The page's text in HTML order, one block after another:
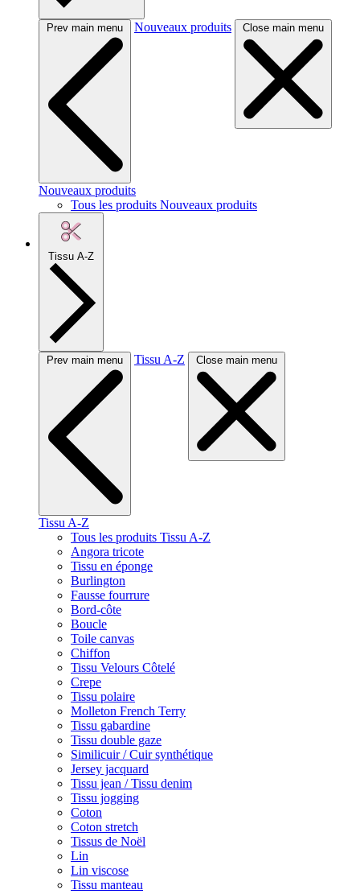
Prev main menu Nouveaux produits Close main menu
Nouveaux produits
Tous les produits Nouveaux produits
Tissu A-Z
Prev main menu Tissu A-Z Close main menu
Tissu A-Z
Tous les produits Tissu A-Z
Angora tricote
Tissu en éponge
Burlington
Fausse fourrure
Bord-côte
Boucle
Toile canvas
Chiffon
Tissu Velours Côtelé
Crepe
Tissu polaire
Molleton French Terry
Tissu gabardine
Tissu double gaze
Similicuir / Cuir synthétique
Jersey jacquard
Tissu jean / Tissu denim
Tissu jogging
Coton
Coton stretch
Tissus de Noël
Lin
Lin viscose
Tissu manteau